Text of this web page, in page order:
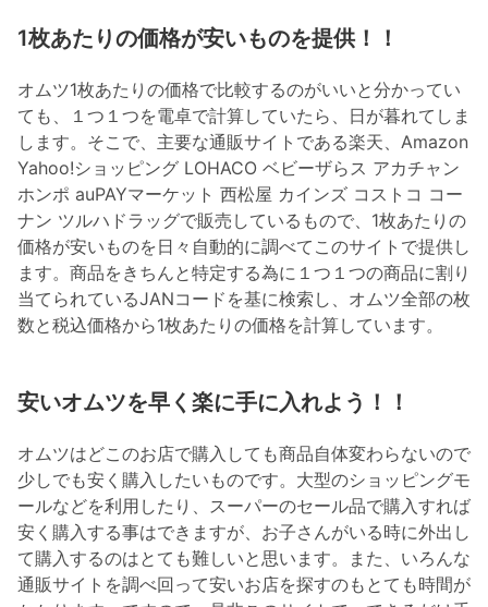
1枚あたりの価格が安いものを提供！！
オムツ1枚あたりの価格で比較するのがいいと分かってい
ても、１つ１つを電卓で計算していたら、日が暮れてしま
します。そこで、主要な通販サイトである楽天、Amazon
Yahoo!ショッピング LOHACO ベビーザらス アカチャン
ホンポ auPAYマーケット 西松屋 カインズ コストコ コー
ナン ツルハドラッグで販売しているもので、1枚あたりの
価格が安いものを日々自動的に調べてこのサイトで提供し
ます。商品をきちんと特定する為に１つ１つの商品に割り
当てられているJANコードを基に検索し、オムツ全部の枚
数と税込価格から1枚あたりの価格を計算しています。
安いオムツを早く楽に手に入れよう！！
オムツはどこのお店で購入しても商品自体変わらないので
少しでも安く購入したいものです。大型のショッピングモ
ールなどを利用したり、スーパーのセール品で購入すれば
安く購入する事はできますが、お子さんがいる時に外出し
て購入するのはとても難しいと思います。また、いろんな
通販サイトを調べ回って安いお店を探すのもとても時間が